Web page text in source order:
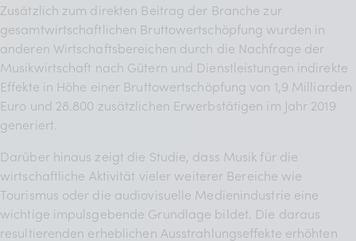
Zusätzlich zum direkten Beitrag der Branche zur
gesamtwirtschaftlichen Bruttowertschöpfung wurden in
anderen Wirtschaftsbereichen durch die Nachfrage der
Musikwirtschaft nach Gütern und Dienstleistungen indirekte
Effekte in Höhe einer Bruttowertschöpfung von 1,9 Milliarden
Euro und 28.800 zusätzlichen Erwerbstätigen im Jahr 2019
generiert.
Darüber hinaus zeigt die Studie, dass Musik für die
wirtschaftliche Aktivität vieler weiterer Bereiche wie
Tourismus oder die audiovisuelle Medienindustrie eine
wichtige impulsgebende Grundlage bildet. Die daraus
resultierenden erheblichen Ausstrahlungseffekte erhöhten